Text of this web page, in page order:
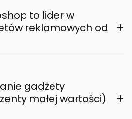
to lider w
reklamowych od
+
gadżety
małej wartości)
+